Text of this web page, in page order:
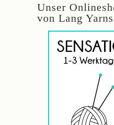
Unser
von Lang